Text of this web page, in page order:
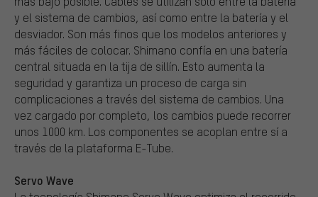
y el sistema de cambios, así como entre la batería y el
desviador. Son más finos que los modelos anteriores y
más fáciles de colocar. Shimano confía en una batería
central situada en la tija de sillín. Esto aumenta la
seguridad y garantiza un proceso de carga sin
complicaciones a través del sistema de cambios. Una
vez cargado por completo, los cambios puede recorrer
unos 1000 km. Los componentes se acoplan entre sí a
través de la plataforma E-Tube.
Servo Wave